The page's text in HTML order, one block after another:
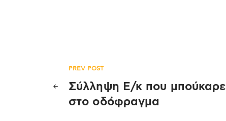
Πλοήγηση
άρθρων
PREV POST
Σύλληψη Ε/κ που μπούκαρε
στο οδόφραγμα